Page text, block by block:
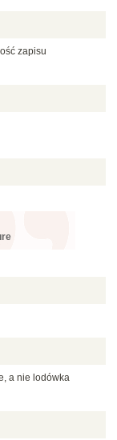
zapisu
a nie lodówka